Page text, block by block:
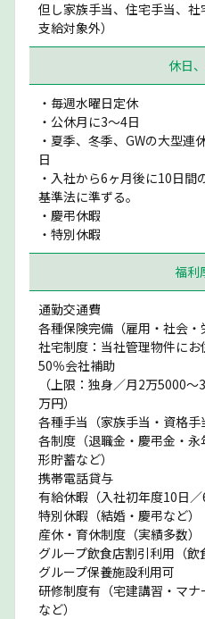
但し家族手当、住宅手当、
支給対象外）
休日
・毎週水曜日定休
・公休月に3〜4日
・夏季、冬季、GWの大型
日
・入社から6ヶ月後に10日
基準法に準ずる。
・慶弔休暇
・特別休暇
福利
通勤交通費
各種保険完備（雇用・社会・
社宅制度：当社管理物件に
50％会社補助
（上限：独身／月2万5000
万円）
各種手当（家族手当・資格手
各制度（退職金・慶弔金・
形貯蓄など）
携帯電話貸与
有給休暇（入社初年度10日／
特別休暇（結婚・慶弔など）
産休・育休制度（実績多数）
グループ飲食店割引利用（飲
グループ保養施設利用可
研修制度有（宅建講習・マ
など）